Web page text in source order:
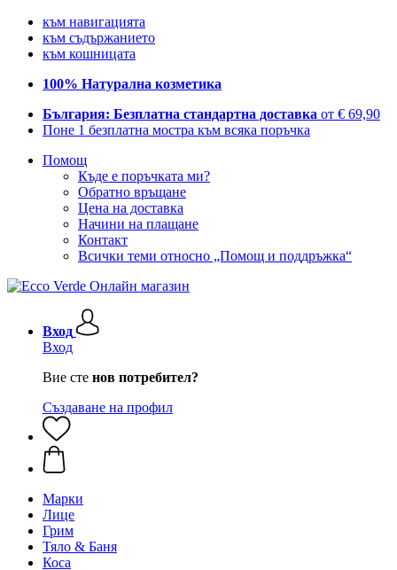
към навигацията
към съдържанието
към кошницата
100% Натурална козметика
България: Безплатна стандартна доставка от € 69,90
Поне 1 безплатна мостра към всяка поръчка
Помощ
Къде е поръчката ми?
Обратно връщане
Цена на доставка
Начини на плащане
Контакт
Всички теми относно „Помощ и поддръжка“
Вход
Вход
Вие сте нов потребител?
Създаване на профил
Марки
Лице
Грим
Тяло & Баня
Коса